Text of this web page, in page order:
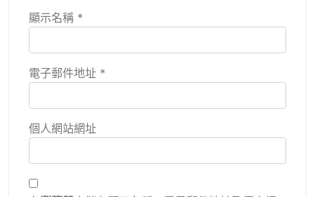
顯示名稱 *
電子郵件地址 *
個人網站網址